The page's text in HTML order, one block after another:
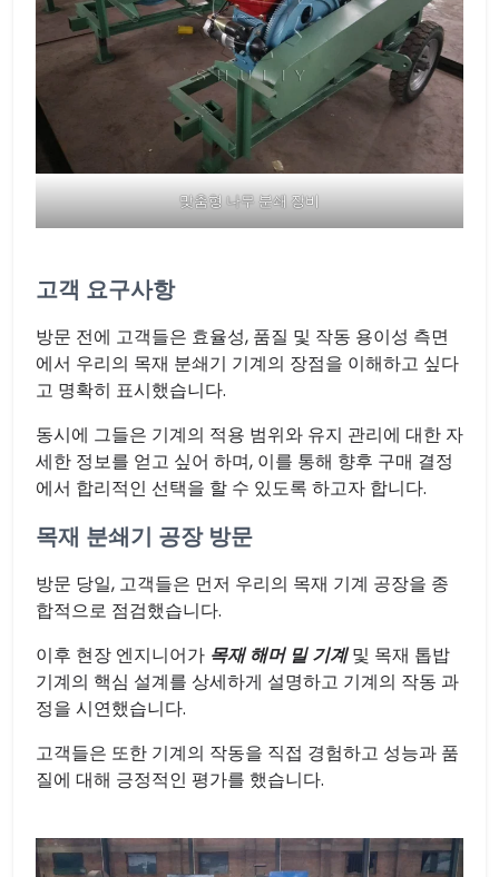
맞춤형 나무 분쇄 장비
고객 요구사항
방문 전에 고객들은 효율성, 품질 및 작동 용이성 측면
에서 우리의 목재 분쇄기 기계의 장점을 이해하고 싶다
고 명확히 표시했습니다.
동시에 그들은 기계의 적용 범위와 유지 관리에 대한 자
세한 정보를 얻고 싶어 하며, 이를 통해 향후 구매 결정
에서 합리적인 선택을 할 수 있도록 하고자 합니다.
목재 분쇄기 공장 방문
방문 당일, 고객들은 먼저 우리의 목재 기계 공장을 종
합적으로 점검했습니다.
이후 현장 엔지니어가 목재 해머 밀 기계및 목재 톱밥
기계의 핵심 설계를 상세하게 설명하고 기계의 작동 과
정을 시연했습니다.
고객들은 또한 기계의 작동을 직접 경험하고 성능과 품
질에 대해 긍정적인 평가를 했습니다.